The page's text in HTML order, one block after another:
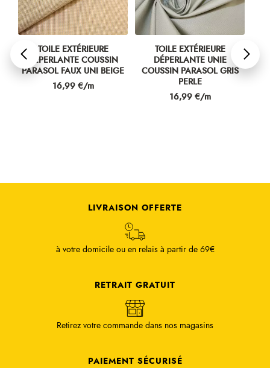
TOILE EXTÉRIEURE
DÉPERLANTE COUSSIN
PARASOL FAUX UNI BEIGE
Prix
16,99 €/m
TOILE EXTÉRIEURE
DÉPERLANTE UNIE
COUSSIN PARASOL GRIS
PERLE
Prix
16,99 €/m
LIVRAISON OFFERTE
à votre domicile ou en relais à partir de 69€
RETRAIT GRATUIT
Retirez votre commande dans nos magasins
PAIEMENT SÉCURISÉ